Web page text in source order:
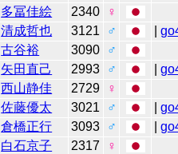
多冨佳絵 2340
♀
清成哲也 3121 ♂ |
古谷裕 3090
♂
矢田直己 2993 ♂ |
西山静佳 2729
♀
佐藤優太 3021 ♂ |
倉橋正行 3093 ♂ |
白石京子 2317
♀